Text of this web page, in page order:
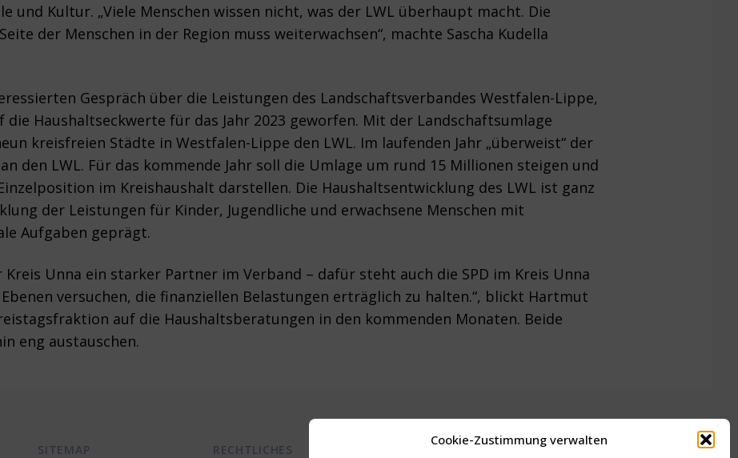
Cookie-Zustimmung verwalten
und Kultur. „Viele Menschen wissen nicht, was der LWL überhaupt macht. Die
der Menschen in der Region muss weiterwachsen“, machte Sascha Kudella
Gespräch über die Leistungen des Landschaftsverbandes Westfalen-Lippe,
Haushaltseckwerte für das Jahr 2023 geworfen. Mit der Landschaftsumlage
kreisfreien Städte in Westfalen-Lippe den LWL. Im laufenden Jahr „überweist“ der
den LWL. Für das kommende Jahr soll die Umlage um rund 15 Millionen steigen und
im Kreishaushalt darstellen. Die Haushaltsentwicklung des LWL ist ganz
der Leistungen für Kinder, Jugendliche und erwachsene Menschen mit
Aufgaben geprägt.
Unna ein starker Partner im Verband – dafür steht auch die SPD im Kreis Unna
versuchen, die finanziellen Belastungen erträglich zu halten.“, blickt Hartmut
auf die Haushaltsberatungen in den kommenden Monaten. Beide
eng austauschen.
SITEMAP RECHTLICHES